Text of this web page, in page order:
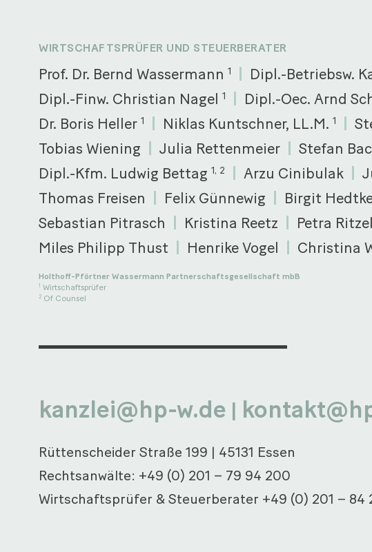
WIRTSCHAFTSPRÜFER UND STEUERBERATER
Prof. Dr. Bernd Wassermann 1 Dipl.-Betriebsw.
Dipl.-Finw. Christian Nagel 1
Dipl.-Oec. Arnd
Dr. Boris Heller 1 Niklas Kuntschner, LL.M. 1
Tobias Wiening Julia Rettenmeier Stefan
Dipl.-Kfm. Ludwig Bettag 1, 2 Arzu Cinibulak
Thomas Freisen
Felix Günnewig Birgit
Sebastian Pitrasch Kristina Reetz Petra
Miles Philipp Thust
Henrike Vogel Christina
Holthoff-Pförtner Wassermann Partnerschaftsgesellschaft mbB
1 Wirtschaftsprüfer
2 Of Counsel
kanzlei@hp-w.de
Rüttenscheider Straße 199 | 45131 Essen
Rechtsanwälte: +49 (0) 201 – 79 94 200
Wirtschaftsprüfer & Steuerberater +49 (0) 201 – 84